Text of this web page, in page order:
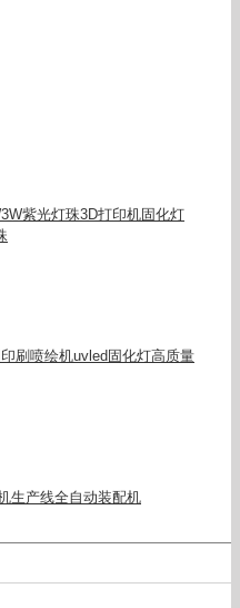
紫光灯珠3D打印机固化灯
刷喷绘机uvled固化灯高质量
生产线全自动装配机